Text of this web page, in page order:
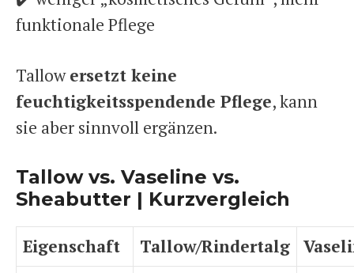
funktionale Pflege
Tallowersetzt keine
feuchtigkeitsspendende Pflege, kann
sie aber sinnvoll ergänzen.
Tallow vs. Vaseline vs.
Sheabutter | Kurzvergleich
Eigenschaft Tallow/Rindertalg